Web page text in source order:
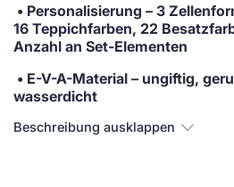
• Personalisierung – 3
16 Teppichfarben, 22
Anzahl an Set-Elementen
• E-V-A-Material – ungiftig,
wasserdicht
Beschreibung ausklappen